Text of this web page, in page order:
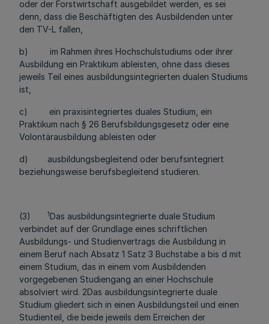
oder der Forstwirtschaft ausgebildet werden, es sei
denn, dass die Beschäftigten des Ausbildenden unter
den TV-L fallen,
b) im Rahmen ihres Hochschulstudiums oder ihrer
Ausbildung ein Praktikum ableisten, ohne dass dieses
jeweils Teil eines ausbildungsintegrierten dualen Studiums
ist,
c) ein praxisintegriertes duales Studium, ein
Praktikum nach § 26 Berufsbildungsgesetz oder eine
Volontärausbildung ableisten oder
d) ausbildungsbegleitend oder berufsintegriert
beziehungsweise berufsbegleitend studieren.
(3) 1Das ausbildungsintegrierte duale Studium
verbindet auf der Grundlage eines schriftlichen
Ausbildungs- und Studienvertrags die Ausbildung in
einem Beruf nach Absatz 1 Satz 3 Buchstabe a bis d mit
einem Studium, das in einem vom Ausbildenden
vorgegebenen Studiengang an einer Hochschule
absolviert wird. 2Das ausbildungsintegrierte duale
Studium gliedert sich in einen Ausbildungsteil und einen
Studienteil, die beide jeweils dem Erreichen der